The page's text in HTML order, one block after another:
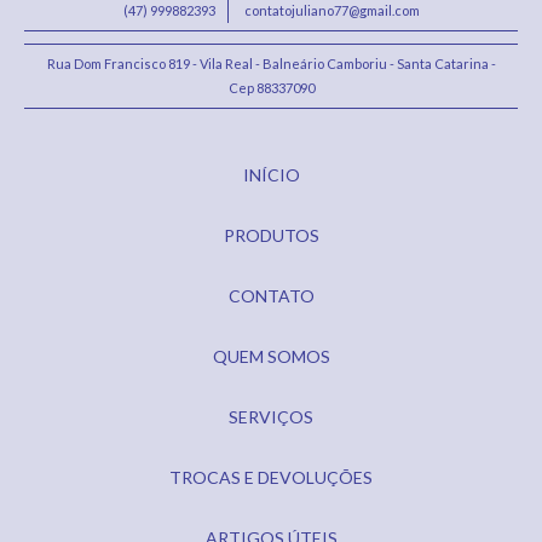
(47) 999882393 contatojuliano77@gmail.com
Rua Dom Francisco 819 - Vila Real - Balneário Camboriu - Santa Catarina -
Cep 88337090
INÍCIO
PRODUTOS
CONTATO
QUEM SOMOS
SERVIÇOS
TROCAS E DEVOLUÇÕES